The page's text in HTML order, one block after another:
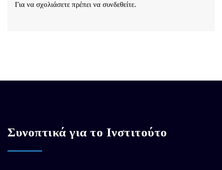
Για να σχολιάσετε πρέπει να συνδεθείτε.
Συνοπτικά για το Ινστιτούτο